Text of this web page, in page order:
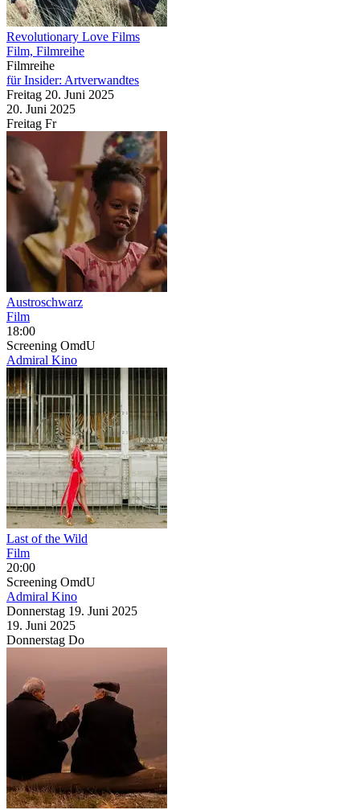
Revolutionary Love Films
Film, Filmreihe
Filmreihe
für Insider: Artverwandtes
Freitag 20. Juni 2025
20. Juni 2025
Freitag Fr
Austroschwarz
Film
18:00
Screening OmdU
Admiral Kino
Last of the Wild
Film
20:00
Screening OmdU
Admiral Kino
Donnerstag 19. Juni 2025
19. Juni 2025
Donnerstag Do